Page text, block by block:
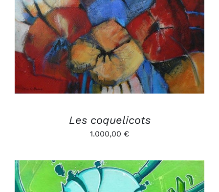
DÉTAILS
Les coquelicots
1.000,00 €